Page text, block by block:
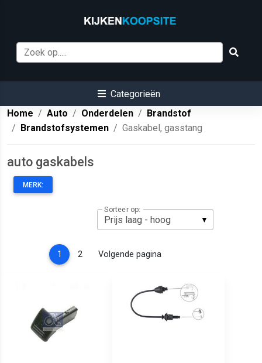
Categorieën
Home
Auto Onderdelen
Brandstof
Brandstofsystemen
Gaskabel, gasstang
auto gaskabels
MERK:
Sorteer op:
1 (current)
2 Volgende pagina